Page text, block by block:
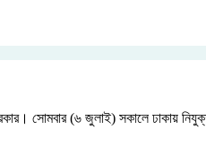
সোমবার (৬ জুলাই) সকালে ঢাকায়